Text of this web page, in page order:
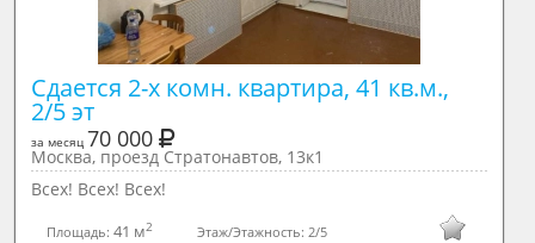
Сдается 2-х комн. квартира, 41 кв.м.,
2/5 эт
за месяц 70 000
Москва, проезд Стратонавтов, 13к1
Всех! Всех! Всех!
Площадь:41 м2 Этаж/Этажность: 2/5